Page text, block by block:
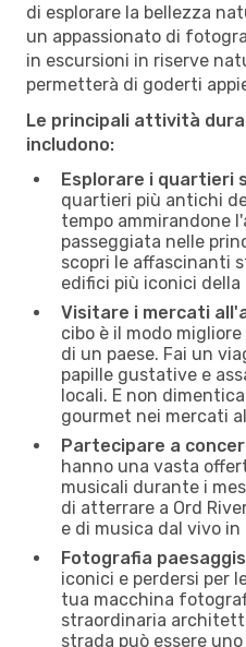
di esplorare la bellezza
un appassionato di
in escursioni in riserve
permetterà di goderti
Le principali attività
includono:
Esplorare i quartieri
quartieri più antichi
tempo ammirandone
passeggiata nelle
scopri le affascinanti
edifici più iconici
Visitare i mercati
cibo è il modo
di un paese. Fai un
papille gustative e
locali. E non
gourmet nei mercati
Partecipare a
hanno una vasta
musicali durante i
di atterrare a Ord
e di musica dal vivo
Fotografia
iconici e perdersi per
tua macchina
straordinaria
strada può essere